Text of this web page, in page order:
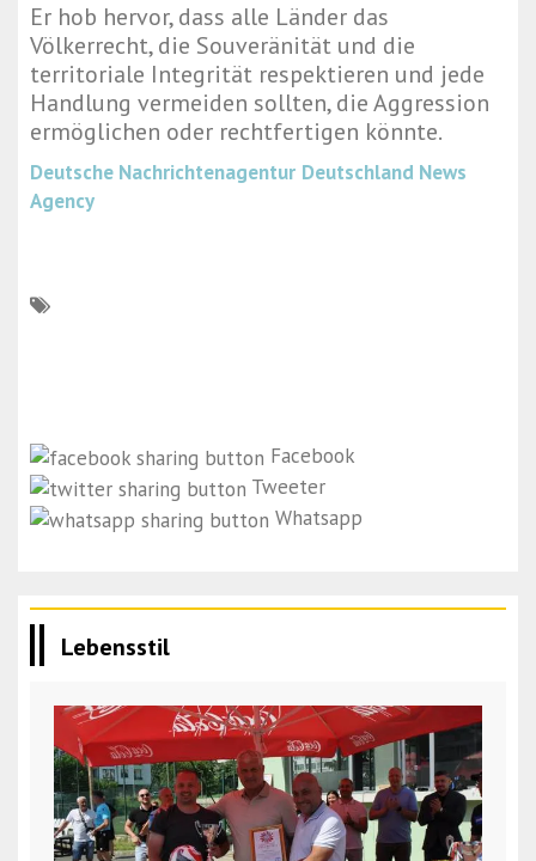
Er hob hervor, dass alle Länder das
Völkerrecht, die Souveränität und die
territoriale Integrität respektieren und jede
Handlung vermeiden sollten, die Aggression
ermöglichen oder rechtfertigen könnte.
Deutsche Nachrichtenagentur Deutschland News
Agency
Facebook
Tweeter
Whatsapp
Lebensstil